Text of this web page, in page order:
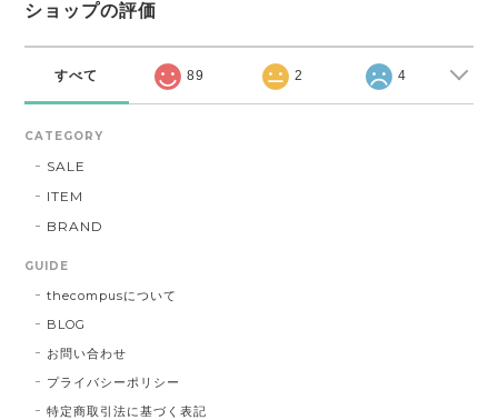
ショップの評価
すべて 89 2 4
CATEGORY
SALE
ITEM
BRAND
GUIDE
thecompusについて
BLOG
お問い合わせ
プライバシーポリシー
特定商取引法に基づく表記